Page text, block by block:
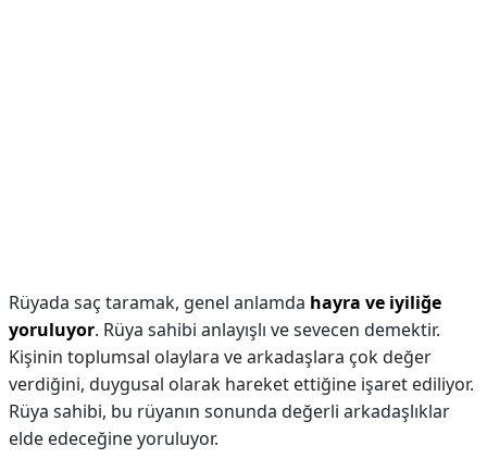
Rüyada saç taramak, genel anlamda hayra ve iyiliğe
yoruluyor. Rüya sahibi anlayışlı ve sevecen demektir.
Kişinin toplumsal olaylara ve arkadaşlara çok değer
verdiğini, duygusal olarak hareket ettiğine işaret ediliyor.
Rüya sahibi, bu rüyanın sonunda değerli arkadaşlıklar
elde edeceğine yoruluyor.